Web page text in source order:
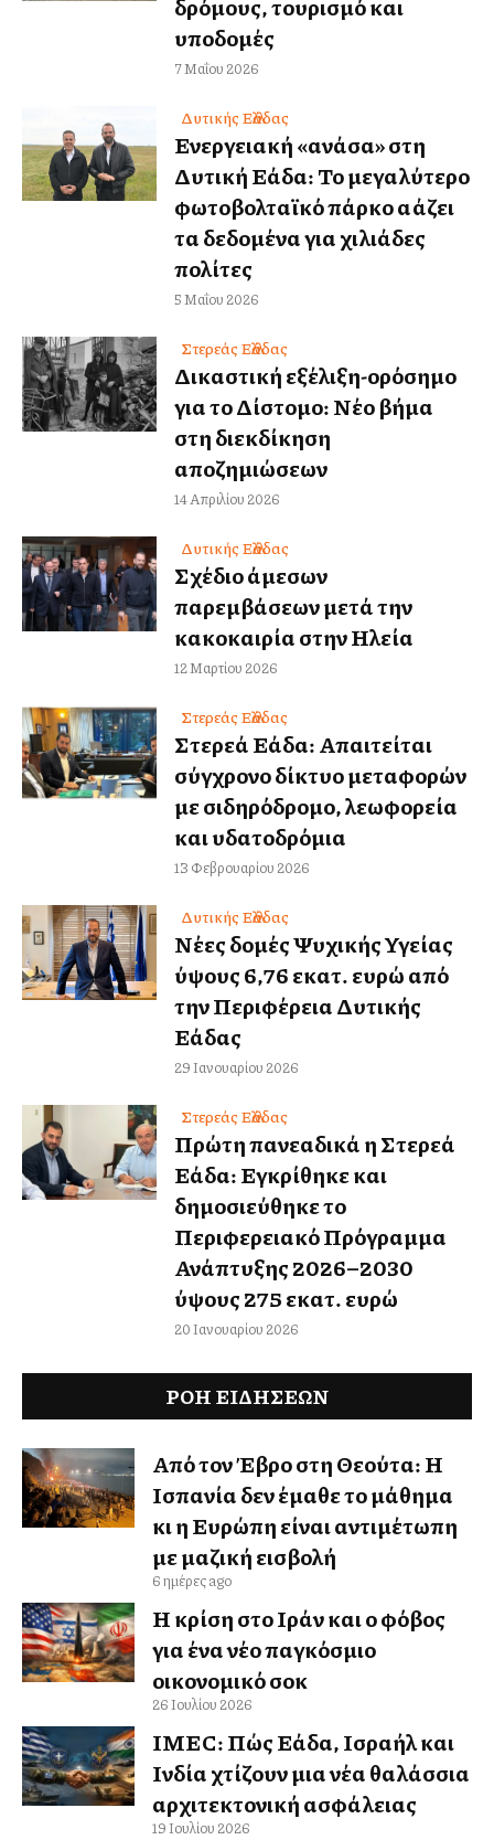
δρόμους, τουρισμό και
υποδομές
7 Μαΐου 2026
Δυτικής Ελλάδας
Ενεργειακή «ανάσα» στη
Δυτική Ελλάδα: Το μεγαλύτερο
φωτοβολταϊκό πάρκο αλλάζει
τα δεδομένα για χιλιάδες
πολίτες
5 Μαΐου 2026
Στερεάς Ελλάδας
Δικαστική εξέλιξη-ορόσημο
για το Δίστομο: Νέο βήμα
στη διεκδίκηση
αποζημιώσεων
14 Απριλίου 2026
Δυτικής Ελλάδας
Σχέδιο άμεσων
παρεμβάσεων μετά την
κακοκαιρία στην Ηλεία
12 Μαρτίου 2026
Στερεάς Ελλάδας
Στερεά Ελλάδα: Απαιτείται
σύγχρονο δίκτυο μεταφορών
με σιδηρόδρομο, λεωφορεία
και υδατοδρόμια
13 Φεβρουαρίου 2026
Δυτικής Ελλάδας
Νέες δομές Ψυχικής Υγείας
ύψους 6,76 εκατ. ευρώ από
την Περιφέρεια Δυτικής
Ελλάδας
29 Ιανουαρίου 2026
Στερεάς Ελλάδας
Πρώτη πανελλαδικά η Στερεά
Ελλάδα: Εγκρίθηκε και
δημοσιεύθηκε το
Περιφερειακό Πρόγραμμα
Ανάπτυξης 2026–2030
ύψους 275 εκατ. ευρώ
20 Ιανουαρίου 2026
ΡΟΗ ΕΙΔΉΣΕΩΝ
Από τον Έβρο στη Θεούτα: Η
Ισπανία δεν έμαθε το μάθημα
κι η Ευρώπη είναι αντιμέτωπη
με μαζική εισβολή
6 ημέρες ago
Η κρίση στο Ιράν και ο φόβος
για ένα νέο παγκόσμιο
οικονομικό σοκ
26 Ιουλίου 2026
IMEC: Πώς Ελλάδα, Ισραήλ και
Ινδία χτίζουν μια νέα θαλάσσια
αρχιτεκτονική ασφάλειας
19 Ιουλίου 2026